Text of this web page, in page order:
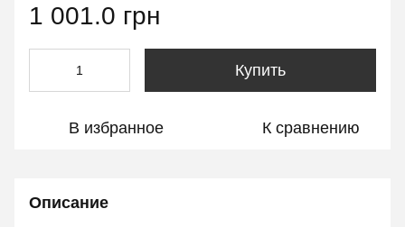
1 001.0 грн
Купить
В избранное К сравнению
Описание